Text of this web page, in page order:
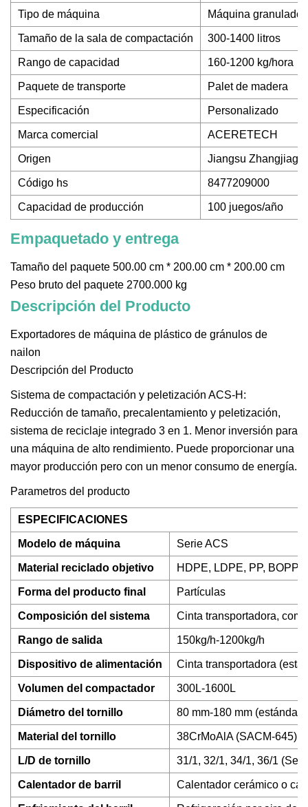
Tipo de máquina Máquina
Tamaño de la sala de compactación 300-1400 litros
Rango de capacidad 160-1200 kg/hora
Paquete de transporte Palet de madera
Especificación Personalizado
Marca comercial ACERETECH
Origen Jiangsu
Código hs 8477209000
Capacidad de producción 100 juegos/año
Empaquetado y entrega
Tamaño del paquete 500.00 cm * 200.00 cm * 200.00 cm
Peso bruto del paquete 2700.000 kg
Descripción del Producto
Exportadores de máquina de plástico de gránulos de
nailon
Descripción del Producto
Sistema de compactación y peletización ACS-H:
Reducción de tamaño, precalentamiento y peletización,
sistema de reciclaje integrado 3 en 1. Menor inversión para
una máquina de alto rendimiento. Puede proporcionar una
mayor producción pero con un menor consumo de energía.
Parametros del producto
ESPECIFICACIONES
Modelo de máquina Serie ACS
Material reciclado objetivo HDPE, LDPE, PP, BOPP,
Forma del producto final Partículas
Composición del sistema Cinta transportadora,
Rango de salida 150kg/h-1200kg/h
Dispositivo de alimentación Cinta transportadora
Volumen del compactador 300L-1600L
Diámetro del tornillo 80 mm-180 mm (estándar)
Material del tornillo 38CrMoAlA (SACM-645),
L/D de tornillo 31/1, 32/1, 34/1, 36/1
Calentador de barril Calentador cerámico o